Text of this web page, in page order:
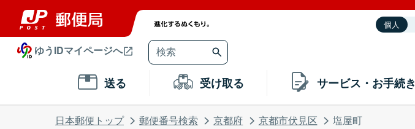
個人
ゆうIDマイページへ
送る 受け取る サービス・お手続き
日本郵便トップ 郵便番号検索 京都府 京都市伏見区 塩屋町